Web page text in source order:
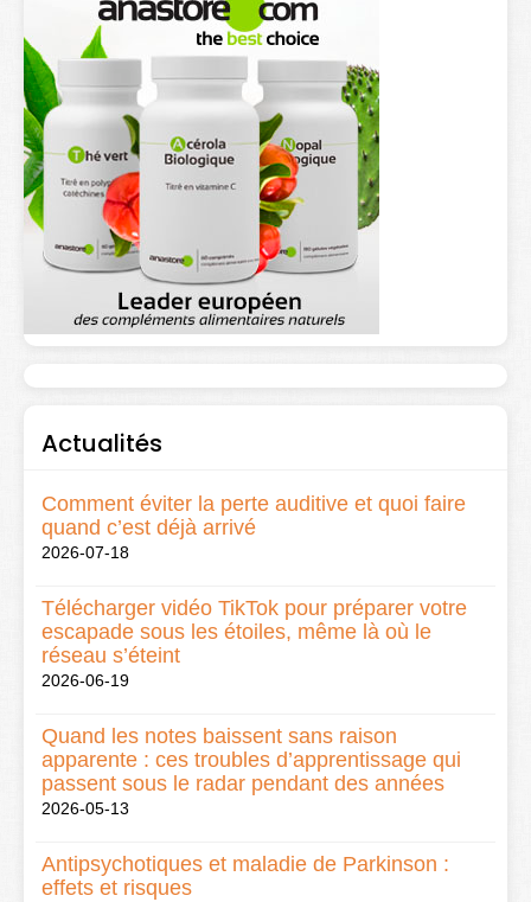
Actualités
Comment éviter la perte auditive et quoi faire
quand c’est déjà arrivé
2026-07-18
Télécharger vidéo TikTok pour préparer votre
escapade sous les étoiles, même là où le
réseau s’éteint
2026-06-19
Quand les notes baissent sans raison
apparente : ces troubles d’apprentissage qui
passent sous le radar pendant des années
2026-05-13
Antipsychotiques et maladie de Parkinson :
effets et risques